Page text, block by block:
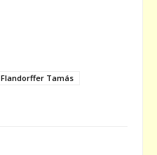
Flandorffer Tamás